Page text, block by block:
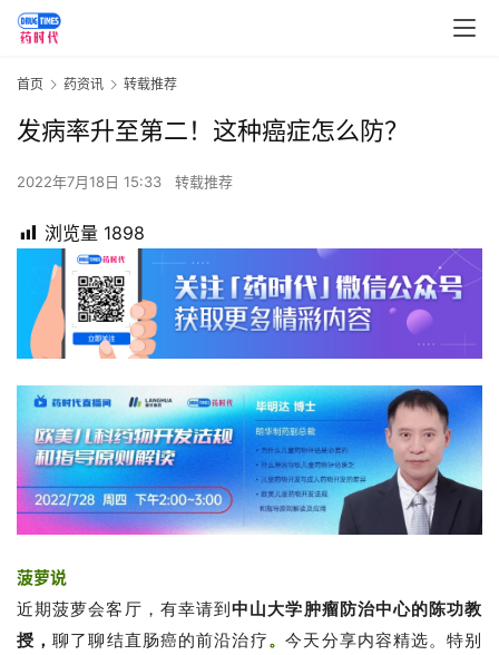
首页 药资讯 转载推荐
发病率升至第二！这种癌症怎么防？
2022年7月18日 15:33 转载推荐
浏览量 1898
菠萝说
近期菠萝会客厅，有幸请到中山大学肿瘤防治中心的陈功教
授 ，聊了聊结直肠癌的前沿治疗。今天分享内容精选。特别